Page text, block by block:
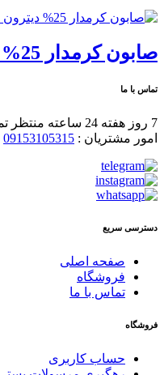
صابون کرمدار 25% دیترون وزن 110 گرم
تماس با ما
7 روز هفته 24 ساعته منتظر تماس شما هستیم.
امور مشتریان : 09153105315
دسترسی سریع
صفحه اصلی
فروشگاه
تماس با ما
فروشگاه
حساب کاربری